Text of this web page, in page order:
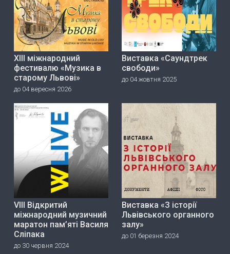
ХІІІ міжнародний
фестивалю «Музика в
старому Львові»
до 04 вересня 2026
Виставка «Саундтрек
свободи»
до 04 жовтня 2025
VIII Відкритий
міжнародний музичний
маратон пам’яті Василя
Сліпака
до 30 червня 2024
Виставка «З історії
Львівського органного
залу»
до 01 березня 2024